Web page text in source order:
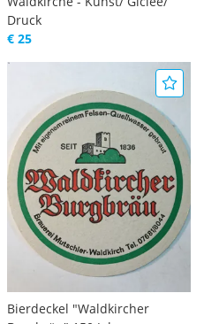
Druck
€ 25
Bierdeckel "Waldkircher